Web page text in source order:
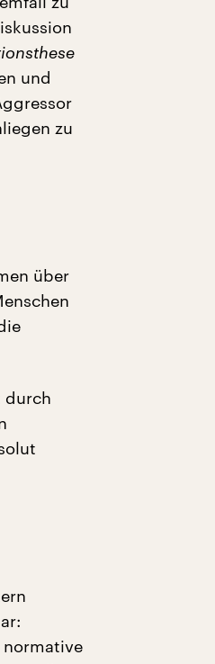
und
zu
über
durch